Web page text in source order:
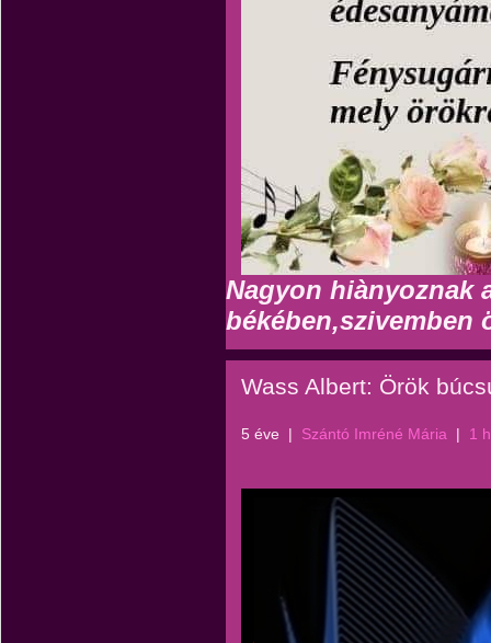
Nagyon hiànyoznak
békében,szivemben
Wass Albert: Örök
5 éve | Szántó Imréné Mária | 1